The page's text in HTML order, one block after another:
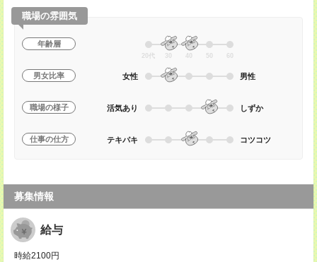
職場の雰囲気
年齢層
20代 30 40 50 60
男女比率 女性 男性
職場の様子 活気あり しずか
仕事の仕方 テキパキ コツコツ
募集情報
給与
時給2100円